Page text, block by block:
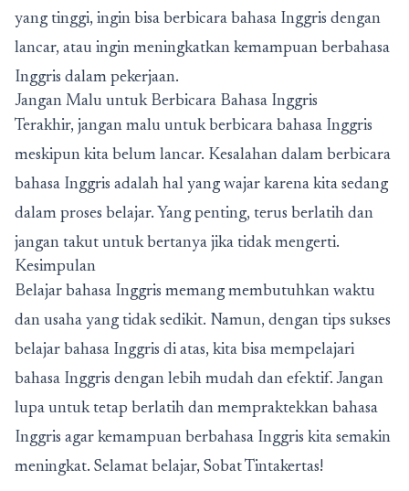
yang tinggi, ingin bisa berbicara bahasa Inggris dengan
lancar, atau ingin meningkatkan kemampuan berbahasa
Inggris dalam pekerjaan.
Jangan Malu untuk Berbicara Bahasa Inggris
Terakhir, jangan malu untuk berbicara bahasa Inggris
meskipun kita belum lancar. Kesalahan dalam berbicara
bahasa Inggris adalah hal yang wajar karena kita sedang
dalam proses belajar. Yang penting, terus berlatih dan
jangan takut untuk bertanya jika tidak mengerti.
Kesimpulan
Belajar bahasa Inggris memang membutuhkan waktu
dan usaha yang tidak sedikit. Namun, dengan tips sukses
belajar bahasa Inggris di atas, kita bisa mempelajari
bahasa Inggris dengan lebih mudah dan efektif. Jangan
lupa untuk tetap berlatih dan mempraktekkan bahasa
Inggris agar kemampuan berbahasa Inggris kita semakin
meningkat. Selamat belajar, Sobat Tintakertas!